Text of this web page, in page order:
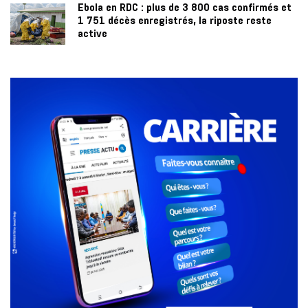
Ebola en RDC : plus de 3 800 cas confirmés et
1 751 décès enregistrés, la riposte reste
active